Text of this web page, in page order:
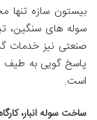
بیستون سازه تنها
سوله های سنگین،
صنعتی نیز خدمات
پاسخ گویی به طیف
است.
ساخت سوله انبار،